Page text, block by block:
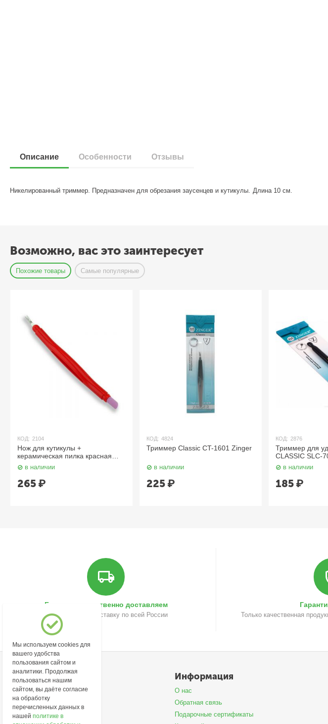
Описание Особенности Отзывы
Никелированный триммер. Предназначен для обрезания заусенцев и кутикулы. Длина 10 см.
Возможно, вас это заинтересует
Похожие товары Самые популярные
для кутикулы +
пилка красная
Mertz
наличии
Триммер Classic CT-1601 Zinger
в наличии
Триммер для удаления
CLASSIC SLC-703 B-1
в наличии
Быстро и качественно доставляем
Осуществляем доставку по всей России Только качественная
Моя учетная запись
Войти
Создать учетную запись
Информация
О нас
Обратная связь
Подарочные сертификаты
Мы используем cookies для
вашего удобства
пользования сайтом и
аналитики. Продолжая
пользоваться нашим
сайтом, вы даёте согласие
на обработку
перечисленных данных в
нашейполитике в